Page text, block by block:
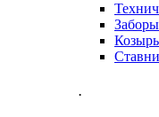
Ставни
.